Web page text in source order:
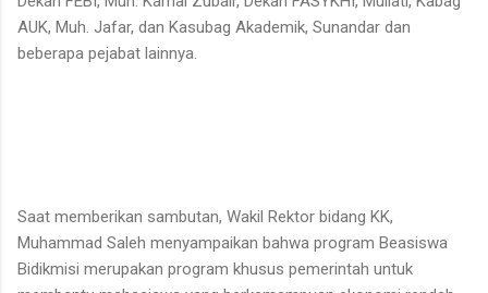
AUK, Muh. Jafar, dan Kasubag Akademik, Sunandar dan
beberapa pejabat lainnya.
Saat memberikan sambutan, Wakil Rektor bidang KK,
Muhammad Saleh menyampaikan bahwa program Beasiswa
Bidikmisi merupakan program khusus pemerintah untuk